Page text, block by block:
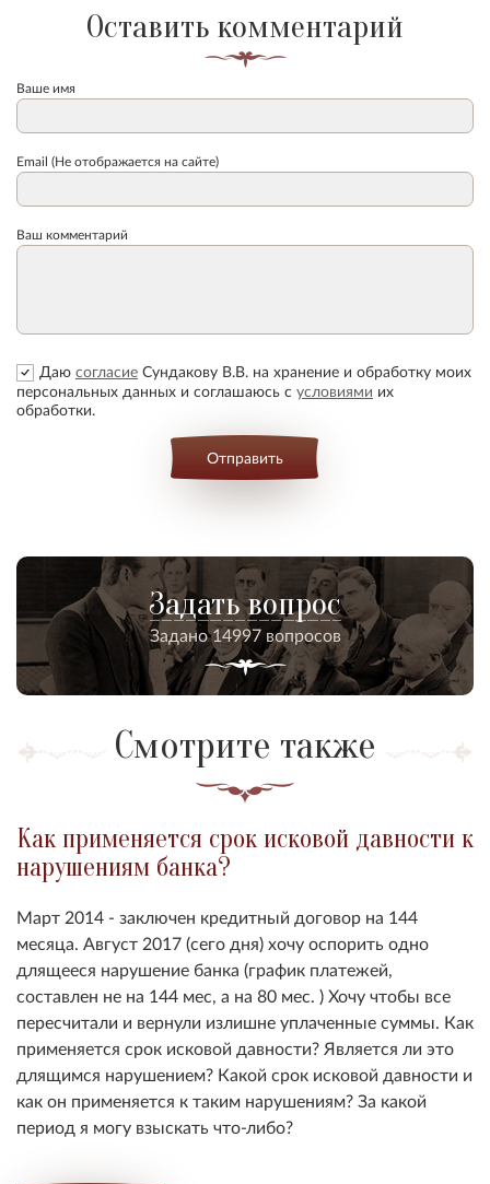
Оставить комментарий
Ваше имя
Email (Не отображается на сайте)
Ваш комментарий
Даю согласие Сундакову В.В. на хранение и обработку моих
персональных данных и соглашаюсь с условиями их
обработки.
Отправить
Задать вопрос
Задано 14997 вопросов
Смотрите также
Как применяется срок исковой давности к
нарушениям банка?
Март 2014 - заключен кредитный договор на 144
месяца. Август 2017 (сего дня) хочу оспорить одно
длящееся нарушение банка (график платежей,
составлен не на 144 мес, а на 80 мес. ) Хочу чтобы все
пересчитали и вернули излишне уплаченные суммы. Как
применяется срок исковой давности? Является ли это
длящимся нарушением? Какой срок исковой давности и
как он применяется к таким нарушениям? За какой
период я могу взыскать что-либо?